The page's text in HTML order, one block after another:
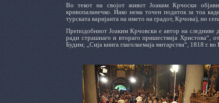
Во текот на својот живот Јоаким Крчоски
кривопаланечко. Иако нема точен податок за тоа
турската варијанта на името на градот, Крчова), но
Преподобниот Јоаким Крчовски е автор на следниве
ради страшнаго и втораго пришествија Христова“,
Будим; „Сија книга глаголаемаја митарства“, 1818 г.